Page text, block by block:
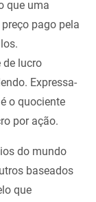
que uma
pago pela
de lucro
Expressa-
o quociente
por ação.
do mundo
baseados
que